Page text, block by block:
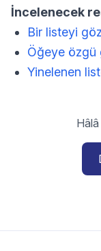
İncelenecek
Bir listeyi
Öğeye özgü
Yinelenen
Hâlâ